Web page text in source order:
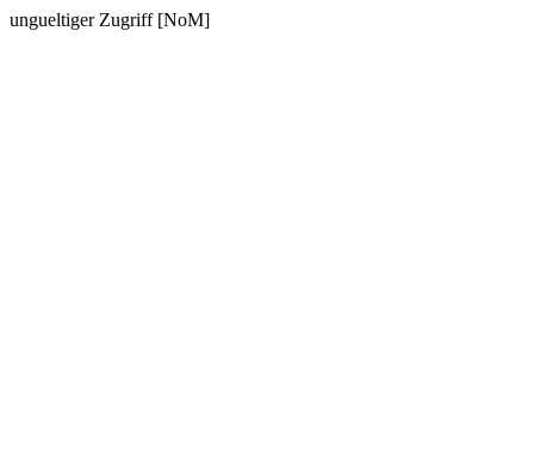
ungueltiger Zugriff [NoM]